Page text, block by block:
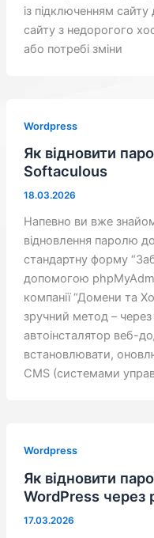
із підключенням
сайту з недорогого
або потребі зміни
Wordpress
Як відновити
Softaculous
18.03.2026
Напевно ви вже
відновлення паролю
стандартну форму
допомогою
компанії “Домени та
зручний метод –
автoiнсталятор веб-
встановлювати,
CMS (системами
Wordpress
Як відновити
WordPress через
17.03.2026